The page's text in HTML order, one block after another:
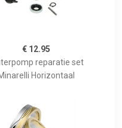
€ 12.95
reparatie set
Horizontaal